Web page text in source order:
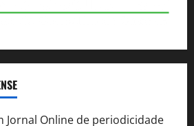
Jornal Online de periodicidade